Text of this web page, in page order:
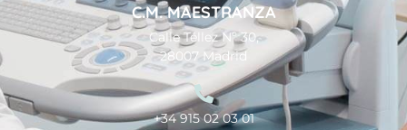
C.M. MAESTRANZA
Calle Téllez Nº 30,
28007 Madrid
+34 915 02 03 01